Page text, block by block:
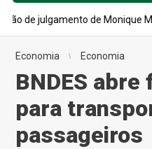
de Monique Medeiros
Economia Economia
BNDES
para
passageiros